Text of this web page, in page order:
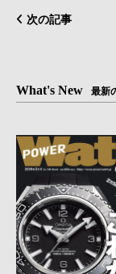
次の記事
What's New 最新